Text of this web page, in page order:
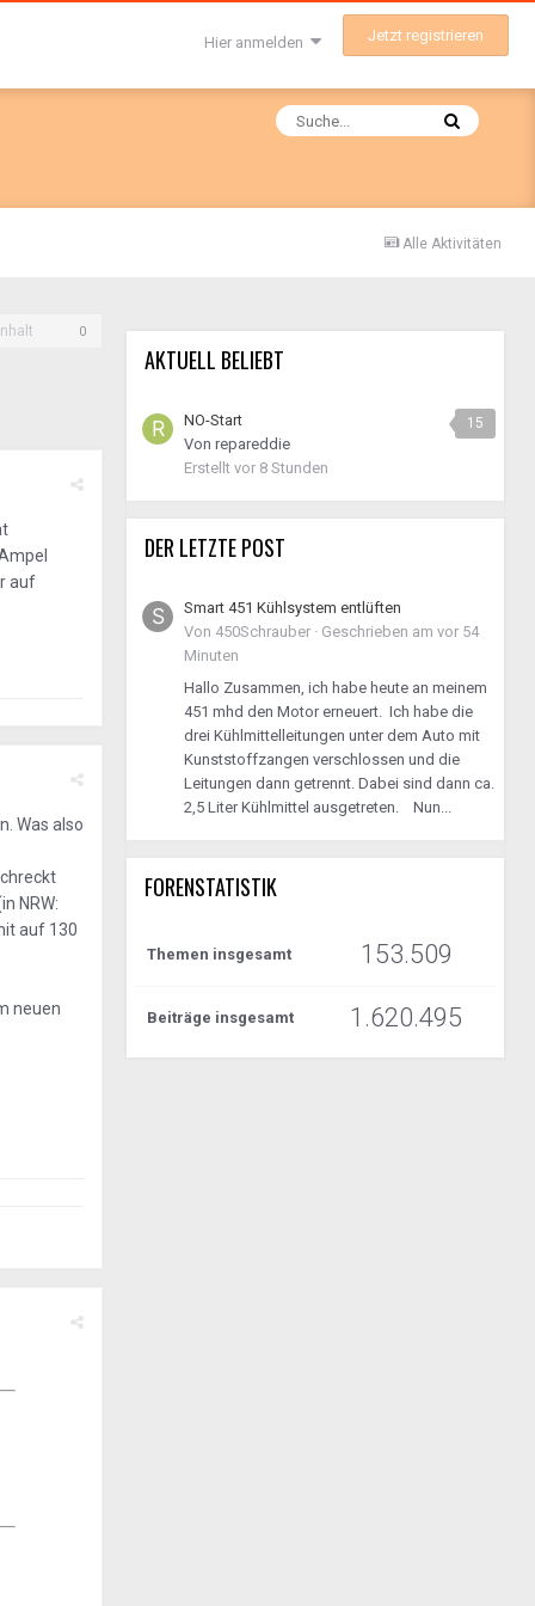
Hier anmelden Jetzt registrieren
Alle Aktivitäten
0
auf
Was also
NRW:
auf 130
neuen
AKTUELL BELIEBT
15
NO-Start
Von repareddie
Erstellt vor 8 Stunden
DER LETZTE POST
Smart 451 Kühlsystem entlüften
Von 450Schrauber · Geschrieben am vor 54
Minuten
Hallo Zusammen, ich habe heute an meinem
451 mhd den Motor erneuert. Ich habe die
drei Kühlmittelleitungen unter dem Auto mit
Kunststoffzangen verschlossen und die
Leitungen dann getrennt. Dabei sind dann ca.
2,5 Liter Kühlmittel ausgetreten. Nun...
FORENSTATISTIK
Themen insgesamt 153.509
Beiträge insgesamt 1.620.495